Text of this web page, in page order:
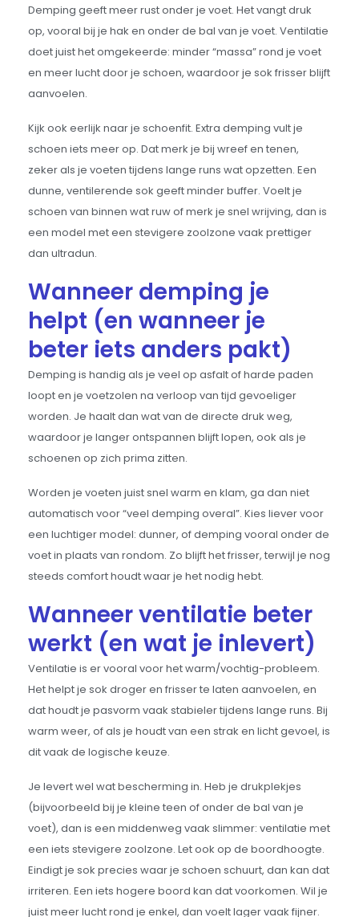
Demping geeft meer rust onder je voet. Het vangt druk
op, vooral bij je hak en onder de bal van je voet. Ventilatie
doet juist het omgekeerde: minder “massa” rond je voet
en meer lucht door je schoen, waardoor je sok frisser blijft
aanvoelen.
Kijk ook eerlijk naar je schoenfit. Extra demping vult je
schoen iets meer op. Dat merk je bij wreef en tenen,
zeker als je voeten tijdens lange runs wat opzetten. Een
dunne, ventilerende sok geeft minder buffer. Voelt je
schoen van binnen wat ruw of merk je snel wrijving, dan is
een model met een stevigere zoolzone vaak prettiger
dan ultradun.
Wanneer demping je
helpt (en wanneer je
beter iets anders pakt)
Demping is handig als je veel op asfalt of harde paden
loopt en je voetzolen na verloop van tijd gevoeliger
worden. Je haalt dan wat van de directe druk weg,
waardoor je langer ontspannen blijft lopen, ook als je
schoenen op zich prima zitten.
Worden je voeten juist snel warm en klam, ga dan niet
automatisch voor “veel demping overal”. Kies liever voor
een luchtiger model: dunner, of demping vooral onder de
voet in plaats van rondom. Zo blijft het frisser, terwijl je nog
steeds comfort houdt waar je het nodig hebt.
Wanneer ventilatie beter
werkt (en wat je inlevert)
Ventilatie is er vooral voor het warm/vochtig-probleem.
Het helpt je sok droger en frisser te laten aanvoelen, en
dat houdt je pasvorm vaak stabieler tijdens lange runs. Bij
warm weer, of als je houdt van een strak en licht gevoel, is
dit vaak de logische keuze.
Je levert wel wat bescherming in. Heb je drukplekjes
(bijvoorbeeld bij je kleine teen of onder de bal van je
voet), dan is een middenweg vaak slimmer: ventilatie met
een iets stevigere zoolzone. Let ook op de boordhoogte.
Eindigt je sok precies waar je schoen schuurt, dan kan dat
irriteren. Een iets hogere boord kan dat voorkomen. Wil je
juist meer lucht rond je enkel, dan voelt lager vaak fijner.